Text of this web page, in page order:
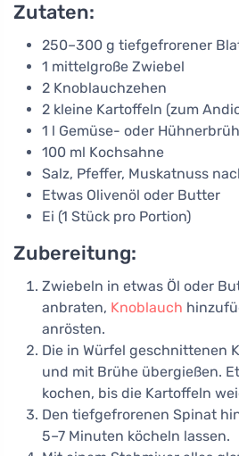
Zutaten:
250–300 g tiefgefrorener
1 mittelgroße Zwiebel
2 Knoblauchzehen
2 kleine Kartoffeln (zum
1 l Gemüse- oder
100 ml Kochsahne
Salz, Pfeffer, Muskatnuss
Etwas Olivenöl oder Butter
Ei (1 Stück pro Portion)
Zubereitung:
Zwiebeln in etwas Öl oder
anbraten, Knoblauch
anrösten.
Die in Würfel geschnittenen
und mit Brühe übergießen.
kochen, bis die Kartoffeln
Den tiefgefrorenen Spinat
5–7 Minuten köcheln lassen.